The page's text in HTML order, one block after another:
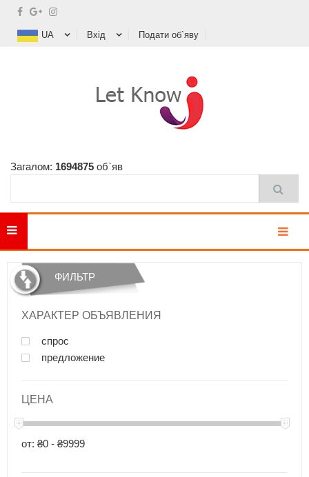
UA Вхід Подати об`яву
Загалом: 1694875 об`яв
ФИЛЬТР
ХАРАКТЕР ОБЪЯВЛЕНИЯ
спрос
предложение
ЦЕНА
от: ₴0 - ₴9999